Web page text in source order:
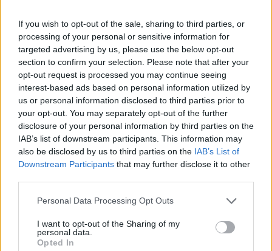
If you wish to opt-out of the sale, sharing to third parties, or
processing of your personal or sensitive information for
targeted advertising by us, please use the below opt-out
section to confirm your selection. Please note that after your
opt-out request is processed you may continue seeing
interest-based ads based on personal information utilized by
us or personal information disclosed to third parties prior to
your opt-out. You may separately opt-out of the further
disclosure of your personal information by third parties on the
IAB’s list of downstream participants. This information may
also be disclosed by us to third parties on the IAB’s List of
Downstream Participants that may further disclose it to other
Personal Data Processing Opt Outs
I want to opt-out of the Sharing of my
personal data.
Opted In
Los 5 errores más comunes en la estimulación de
un bebé
LEER